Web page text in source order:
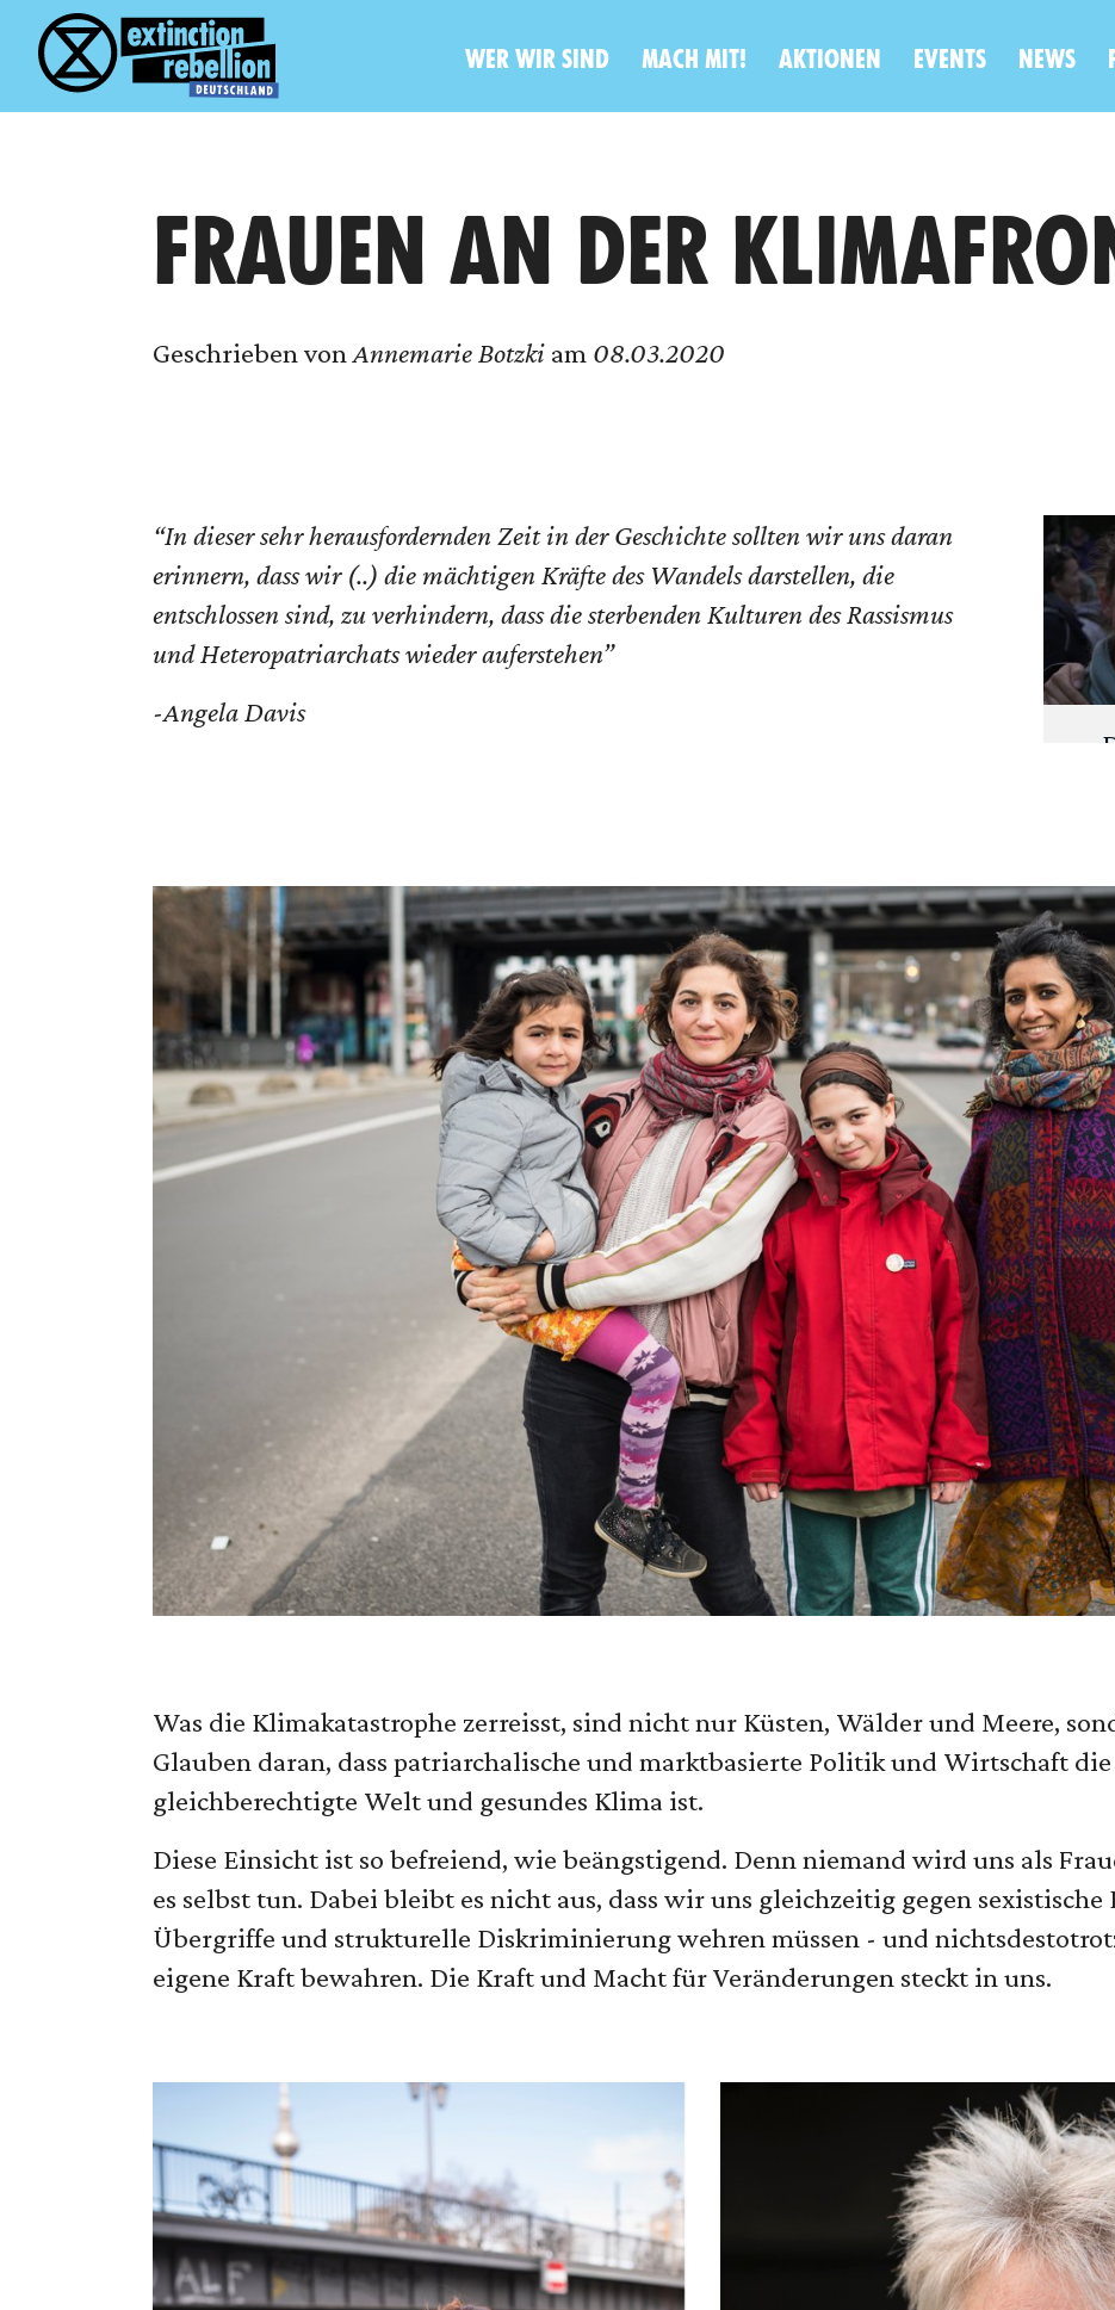
WER WIR SIND MACH MIT! AKTIONEN EVENTS NEWS
FRAUEN AN DER
Geschrieben von Annemarie Botzki am 08.03.2020
“In dieser sehr herausfordernden Zeit in der Geschichte sollten wir uns daran
erinnern, dass wir (..) die mächtigen Kräfte des Wandels darstellen, die
entschlossen sind, zu verhindern, dass die sterbenden Kulturen des Rassismus
und Heteropatriarchats wieder auferstehen”
-Angela Davis
Was die Klimakatastrophe zerreisst, sind nicht nur Küsten, Wälder und Meere,
Glauben daran, dass patriarchalische und marktbasierte Politik und Wirtschaft
gleichberechtigte Welt und gesundes Klima ist.
Diese Einsicht ist so befreiend, wie beängstigend. Denn niemand wird uns als
es selbst tun. Dabei bleibt es nicht aus, dass wir uns gleichzeitig gegen
Übergriffe und strukturelle Diskriminierung wehren müssen - und
eigene Kraft bewahren. Die Kraft und Macht für Veränderungen steckt in uns.